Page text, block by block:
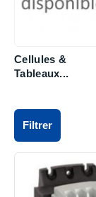
Cellules &
Tableaux...
Filtrer